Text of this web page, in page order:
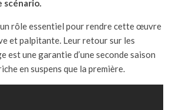
scénario.
rôle essentiel pour rendre cette œuvre
et palpitante. Leur retour sur les
est une garantie d’une seconde saison
en suspens que la première.